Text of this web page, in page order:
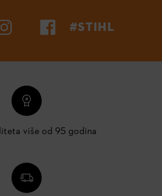
#STIHL
više od 95 godina